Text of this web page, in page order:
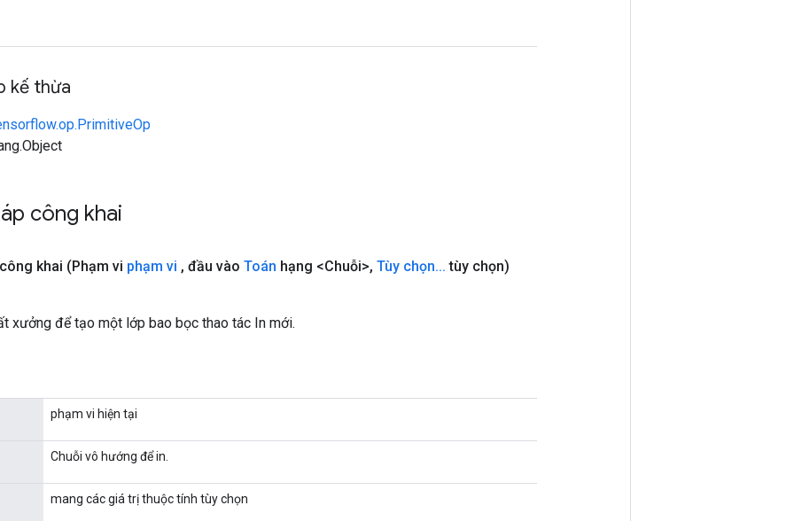
kế thừa
công khai
khai (Phạm vi phạm vi , đầu vào Toán hạng <Chuỗi>, Tùy chọn... tùy chọn)
xưởng để tạo một lớp bao bọc thao tác In mới.
phạm vi hiện tại
Chuỗi vô hướng để in.
mang các giá trị thuộc tính tùy chọn